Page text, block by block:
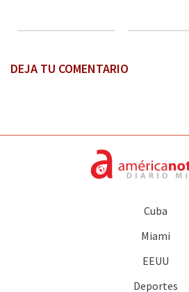
DEJA TU COMENTARIO
Cuba
Miami
EEUU
Deportes